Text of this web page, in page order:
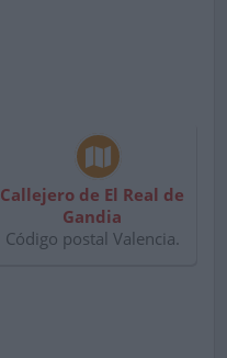
Callejero de El Real de
Gandia
Código postal Valencia.